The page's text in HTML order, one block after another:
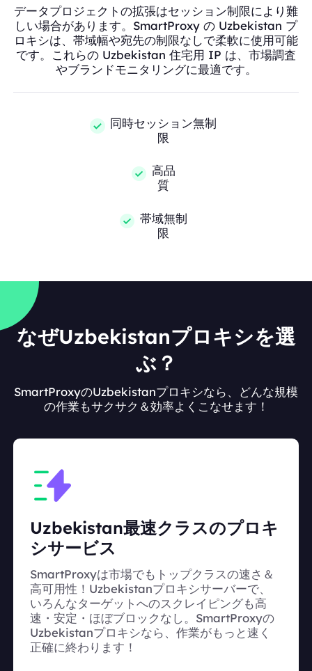
データプロジェクトの拡張はセッション制限により難
しい場合があります。SmartProxy の Uzbekistan プ
ロキシは、帯域幅や宛先の制限なしで柔軟に使用可能
です。これらの Uzbekistan 住宅用 IP は、市場調査
やブランドモニタリングに最適です。
同時セッション無制
限
高品
質
帯域無制
限
なぜUzbekistanプロキシを選
ぶ？
SmartProxyのUzbekistanプロキシなら、どんな規模
の作業もサクサク＆効率よくこなせます！
Uzbekistan最速クラスのプロキ
シサービス
SmartProxyは市場でもトップクラスの速さ＆
高可用性！Uzbekistanプロキシサーバーで、
いろんなターゲットへのスクレイピングも高
速・安定・ほぼブロックなし。SmartProxyの
Uzbekistanプロキシなら、作業がもっと速く
正確に終わります！